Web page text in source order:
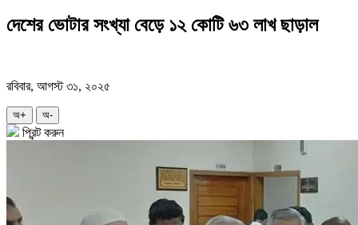
দেশের ভোটার সংখ্যা বেড়ে ১২ কোটি ৬৩ লাখ ছাড়াল
রবিবার, আগস্ট ৩১, ২০২৫
অ+ অ-
প্রিন্ট করুন